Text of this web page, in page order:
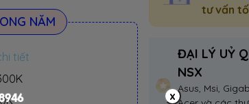
NĂM
tiết
Giảm TM 300K
tư vấn
ĐẠI LÝ UỶ
NSX
Asus, Msi,
x